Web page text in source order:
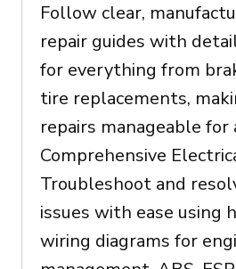
Follow clear,
repair guides with
for everything from
tire replacements,
repairs manageable
Comprehensive
Troubleshoot and
issues with ease using
wiring diagrams for